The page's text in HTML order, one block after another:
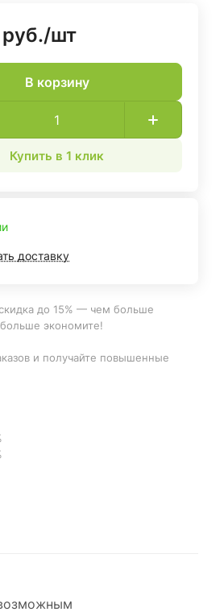
шт
В корзину
Купить в 1 клик
доставку
до 15% — чем больше
экономите!
и получайте повышенные